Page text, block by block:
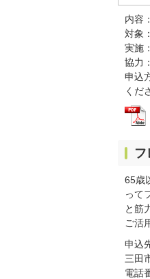
内容
対象
実施
協力
申込
くだ
65歳
って
と筋
ご活
申込
三田
電話